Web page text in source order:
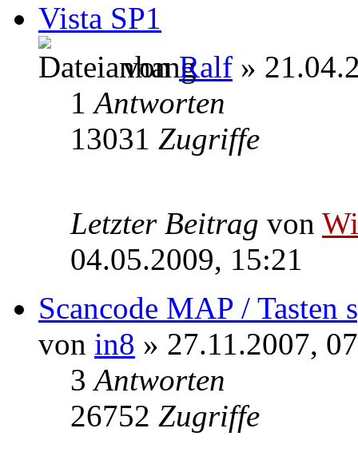
Vista SP1
vonRalf »
1Antworten
13031 Zugriffe
Letzter Beitrag von
04.05.2009, 15:21
Scancode MAP / Tasten
von in8 » 27.11.2007,
3Antworten
26752 Zugriffe